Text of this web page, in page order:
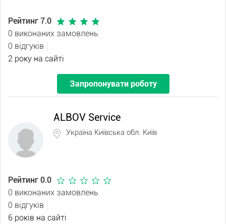
Рейтинг 7.0
0 виконаних замовлень
0 відгуків
2 року на сайті
Запропонувати роботу
ALBOV Service
Україна Київська обл. Київ
Рейтинг 0.0
0 виконаних замовлень
0 відгуків
6 років на сайті